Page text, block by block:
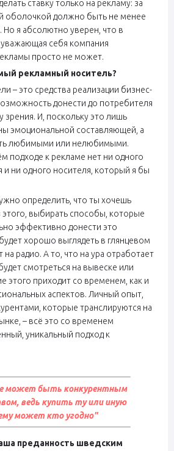
ставку только на рекламу: за
оболочкой должно быть не менее
Но я абсолютно уверен, что в
себя компания
просто не может.
рекламный носитель?
– это средства реализации бизнес-
донести до потребителя
зрения. И, поскольку это лишь
эмоциональной составляющей, а
любимыми или нелюбимыми.
подходе к рекламе нет ни одного
и ни одного носителя, который я бы
определить, что ты хочешь
этого, выбирать способы, которые
эффективно донести это
хорошо выглядеть в глянцевом
радио. А то, что на ура отработает
смотреться на вывеске или
этого приходит со временем, как и
аспектов. Личный опыт,
которые транслируются на
– всё это со временем
уникальный подход к
может быть конкурентным
ведь купить ту или иную
может кто угодно"
преданность шведским